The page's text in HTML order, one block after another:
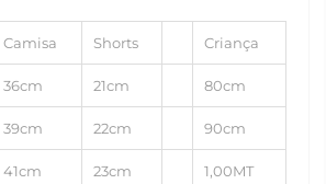
Camisa Shorts Criança
36cm 21cm 80cm
39cm 22cm 90cm
41cm 23cm 1,00MT